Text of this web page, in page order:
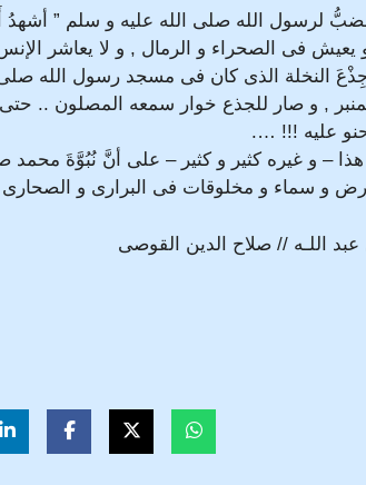
لرسول الله صلى الله عليه و سلم ” أشهدُ
يعيش فى الصحراء و الرمال , و لا يعاشر
النخلة الذى كان فى مسجد رسول الله
, و صار للجذع خوار سمعه المصلون ..
عليه !!! ….
هذا – و غيره كثير و كثير – على أنَّ نُبُوَّةَ محمد
و سماء و مخلوقات فى البرارى و الصحارى
عبد اللـه // صلاح الدين القوصى